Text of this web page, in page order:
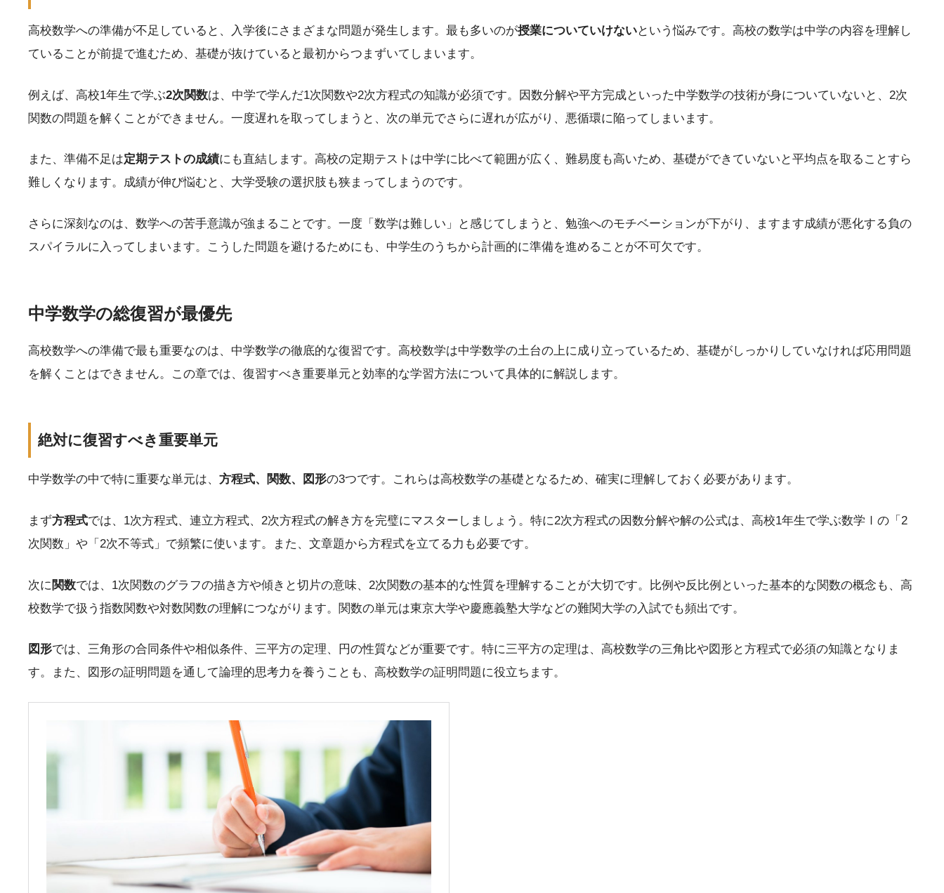
高校数学への準備が不足していると、入学後にさまざまな問題が発生します。最も多いのが授業についていけないという悩みです。高校の数学は中学の内容を理解し
ていることが前提で進むため、基礎が抜けていると最初からつまずいてしまいます。
例えば、高校1年生で学ぶ2次関数は、中学で学んだ1次関数や2次方程式の知識が必須です。因数分解や平方完成といった中学数学の技術が身についていないと、2次
関数の問題を解くことができません。一度遅れを取ってしまうと、次の単元でさらに遅れが広がり、悪循環に陥ってしまいます。
また、準備不足は定期テストの成績にも直結します。高校の定期テストは中学に比べて範囲が広く、難易度も高いため、基礎ができていないと平均点を取ることすら
難しくなります。成績が伸び悩むと、大学受験の選択肢も狭まってしまうのです。
さらに深刻なのは、数学への苦手意識が強まることです。一度「数学は難しい」と感じてしまうと、勉強へのモチベーションが下がり、ますます成績が悪化する負の
スパイラルに入ってしまいます。こうした問題を避けるためにも、中学生のうちから計画的に準備を進めることが不可欠です。
中学数学の総復習が最優先
高校数学への準備で最も重要なのは、中学数学の徹底的な復習です。高校数学は中学数学の土台の上に成り立っているため、基礎がしっかりしていなければ応用問題
を解くことはできません。この章では、復習すべき重要単元と効率的な学習方法について具体的に解説します。
絶対に復習すべき重要単元
中学数学の中で特に重要な単元は、 方程式、関数、図形の3つです。これらは高校数学の基礎となるため、確実に理解しておく必要があります。
まず方程式では、1次方程式、連立方程式、2次方程式の解き方を完璧にマスターしましょう。特に2次方程式の因数分解や解の公式は、高校1年生で学ぶ数学Ⅰの「2
次関数」や「2次不等式」で頻繁に使います。また、文章題から方程式を立てる力も必要です。
次に 関数では、1次関数のグラフの描き方や傾きと切片の意味、2次関数の基本的な性質を理解することが大切です。比例や反比例といった基本的な関数の概念も、高
校数学で扱う指数関数や対数関数の理解につながります。関数の単元は東京大学や慶應義塾大学などの難関大学の入試でも頻出です。
図形では、三角形の合同条件や相似条件、三平方の定理、円の性質などが重要です。特に三平方の定理は、高校数学の三角比や図形と方程式で必須の知識となりま
す。また、図形の証明問題を通して論理的思考力を養うことも、高校数学の証明問題に役立ちます。